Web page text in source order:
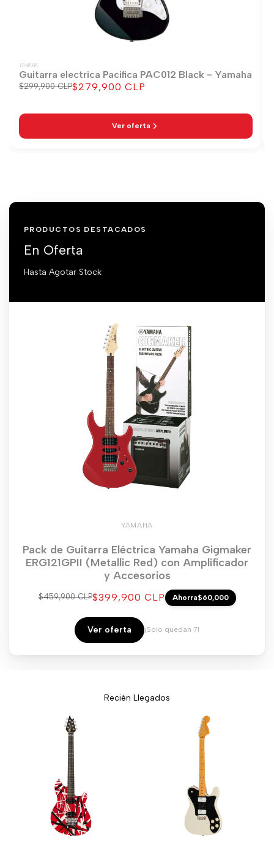
YAMAHA
Guitarra electrica Pacifica PAC012 Black - Yamaha
Precio
$299,900 CLPPrecio
$279,900 CLP
Ver oferta
PRODUCTOS DESTACADOS
En Oferta
Hasta Agotar Stock
YAMAHA
Pack de Guitarra Eléctrica Yamaha Gigmaker
ERG121GPII (Metallic Red) con Amplificador
y Accesorios
Precio
$459,900 CLPPrecio
venta
$399,900 CLP Ahorra$60,000
Ver oferta ¡Solo quedan 7!
Recién Llegados